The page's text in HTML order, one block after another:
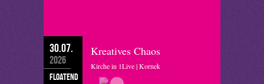
30.07.
2026
floatend
Kreatives Chaos
Kirche in 1Live | Kornek